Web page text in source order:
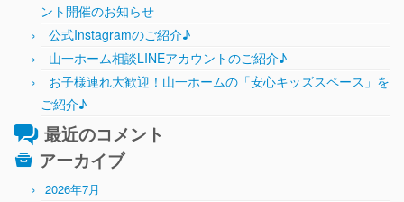
ント開催のお知らせ
公式Instagramのご紹介♪
山一ホーム相談LINEアカウントのご紹介♪
お子様連れ大歓迎！山一ホームの「安心キッズスペース」を
ご紹介♪
最近のコメント
アーカイブ
2026年7月